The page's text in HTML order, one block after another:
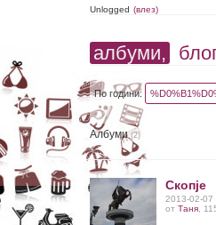
Unlogged (влез)
албуми,
По години:
Албуми(2)
Скопje
2013-02-07
от Таня,